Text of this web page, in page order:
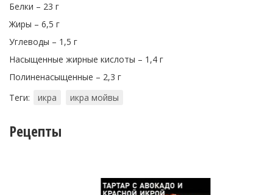
Белки – 23 г
Жиры – 6,5 г
Углеводы – 1,5 г
Насыщенные жирные кислоты – 1,4 г
Полиненасыщенные – 2,3 г
Теги:
икра икра мойвы
Рецепты